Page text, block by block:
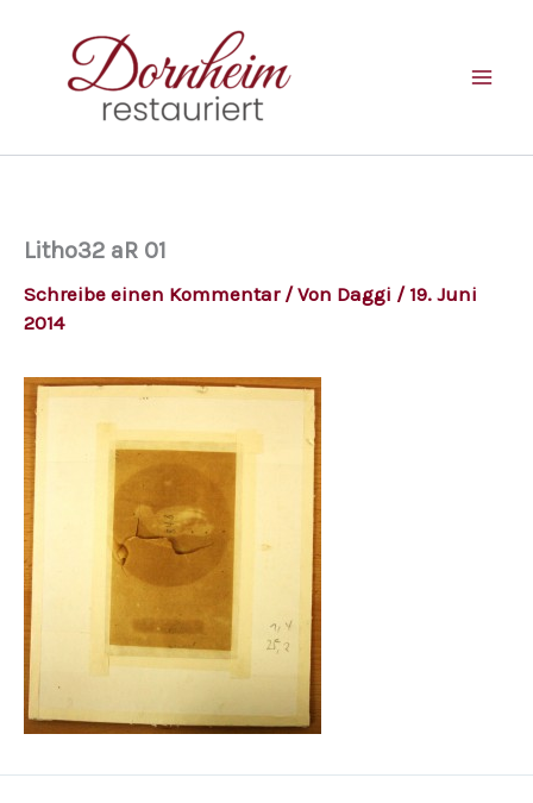
springen
Litho32 aR 01
Schreibe einen Kommentar / Von Daggi / 19. Juni
2014